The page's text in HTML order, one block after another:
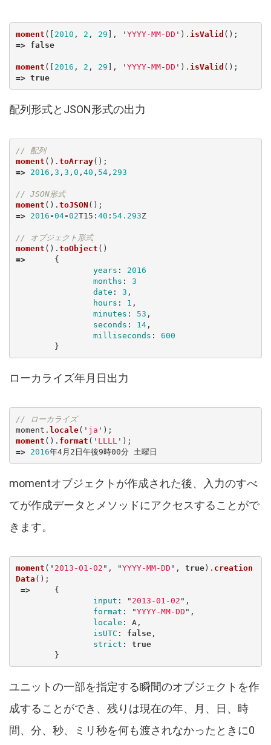
moment ([ 2010 , 2 , 29 ], ' YYYY-MM-DD ' ). isValid ();
=>
false
moment ([ 2016 , 2 , 29 ], ' YYYY-MM-DD ' ). isValid ();
=> true
配列形式とJSON形式の出力
// 配列
moment (). toArray();
=>
2016 , 3 , 3 , 0 , 40 , 54, 293
// JSON形式
moment (). toJSON ();
=>
2016 -04-02T15 : 40 : 54.293Z
// オブジェクト形式
moment (). toObject ()
=>
{
years :
2016
months :
3
date : 3 ,
hours : 1 ,
minutes : 53 ,
seconds : 14,
milliseconds :
600
}
ローカライズ年月日出力
// ローカライズ
moment . locale( ' ja ' );
moment (). format ( ' LLLL ' );
=>
2016年4月2日午後9時00分 土曜日
momentオブジェクトが作成された後、入力のすべ
てが作成データとメソッドにアクセスすることがで
きます。
moment ( " 2013-01-02 " , "YYYY-MM-DD " , true). creation
Data ();
=>
{
input : " 2013-01-02 " ,
format : "YYYY-MM-DD " ,
locale : A ,
isUTC : false,
strict :
true
}
ユニットの一部を指定する瞬間のオブジェクトを作
成することができ、残りは現在の年、月、日、時
間、分、秒、ミリ秒を何も渡されなかったときに0